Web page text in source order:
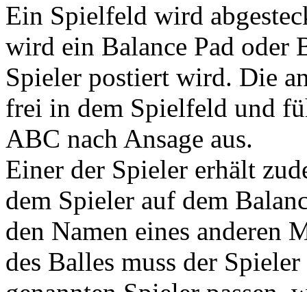
Ein Spielfeld wird
wird ein Balance Pad oder
Spieler postiert wird. Die
frei in dem Spielfeld und
ABC nach Ansage aus.
Einer der Spieler erhält
dem Spieler auf dem
den Namen eines anderen
des Balles muss der